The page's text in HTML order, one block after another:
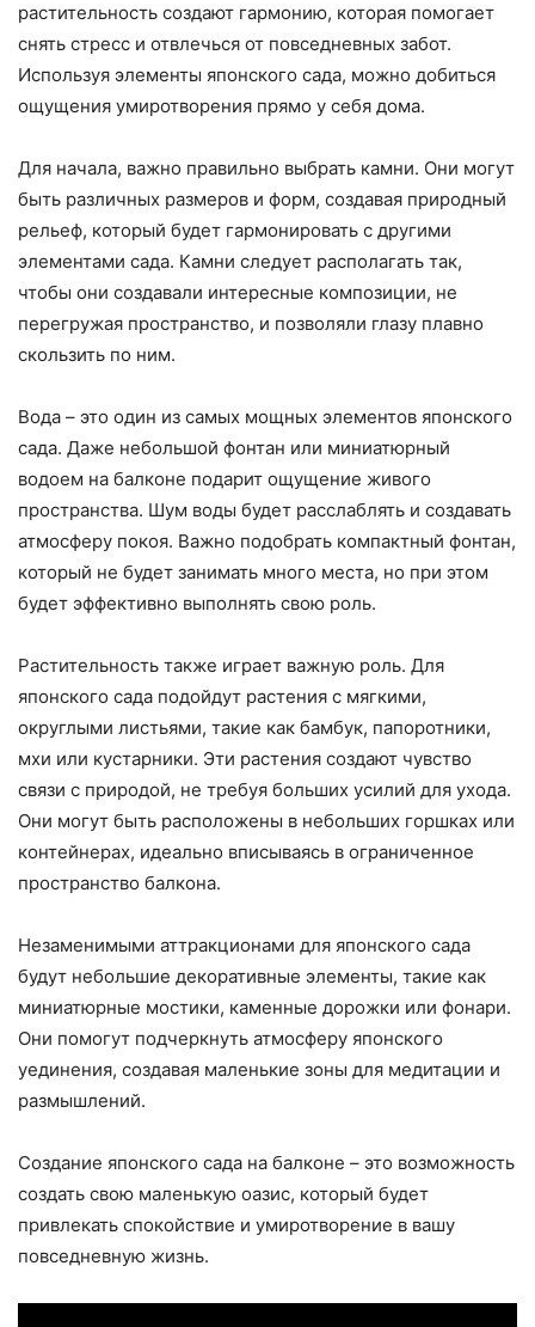
растительность создают гармонию, которая помогает
снять стресс и отвлечься от повседневных забот.
Используя элементы японского сада, можно добиться
ощущения умиротворения прямо у себя дома.
Для начала, важно правильно выбрать камни. Они могут
быть различных размеров и форм, создавая природный
рельеф, который будет гармонировать с другими
элементами сада. Камни следует располагать так,
чтобы они создавали интересные композиции, не
перегружая пространство, и позволяли глазу плавно
скользить по ним.
Вода – это один из самых мощных элементов японского
сада. Даже небольшой фонтан или миниатюрный
водоем на балконе подарит ощущение живого
пространства. Шум воды будет расслаблять и создавать
атмосферу покоя. Важно подобрать компактный фонтан,
который не будет занимать много места, но при этом
будет эффективно выполнять свою роль.
Растительность также играет важную роль. Для
японского сада подойдут растения с мягкими,
округлыми листьями, такие как бамбук, папоротники,
мхи или кустарники. Эти растения создают чувство
связи с природой, не требуя больших усилий для ухода.
Они могут быть расположены в небольших горшках или
контейнерах, идеально вписываясь в ограниченное
пространство балкона.
Незаменимыми аттракционами для японского сада
будут небольшие декоративные элементы, такие как
миниатюрные мостики, каменные дорожки или фонари.
Они помогут подчеркнуть атмосферу японского
уединения, создавая маленькие зоны для медитации и
размышлений.
Создание японского сада на балконе – это возможность
создать свою маленькую оазис, который будет
привлекать спокойствие и умиротворение в вашу
повседневную жизнь.